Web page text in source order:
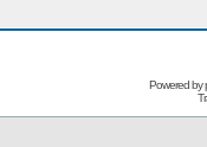
Powered by